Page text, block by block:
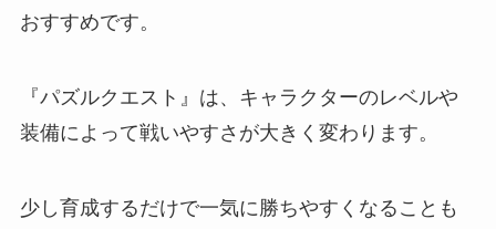
おすすめです。
『パズルクエスト』は、キャラクターのレベルや
装備によって戦いやすさが大きく変わります。
少し育成するだけで一気に勝ちやすくなることも